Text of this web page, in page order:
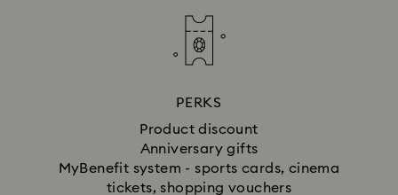
PERKS
Product discount
Anniversary gifts
MyBenefit system - sports cards, cinema
tickets, shopping vouchers